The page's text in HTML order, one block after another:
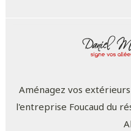
Aménagez vos
l'entreprise Foucaud du